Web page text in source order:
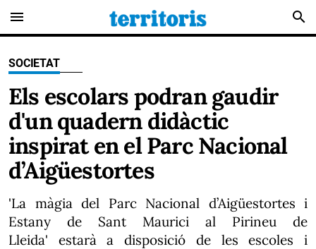
menu search
SOCIETAT
Els escolars podran gaudir
d'un quadern didàctic
inspirat en el Parc Nacional
d’Aigüestortes
'La màgia del Parc Nacional d’Aigüestortes i
Estany de Sant Maurici al Pirineu de
Lleida' estarà a disposició de les escoles i